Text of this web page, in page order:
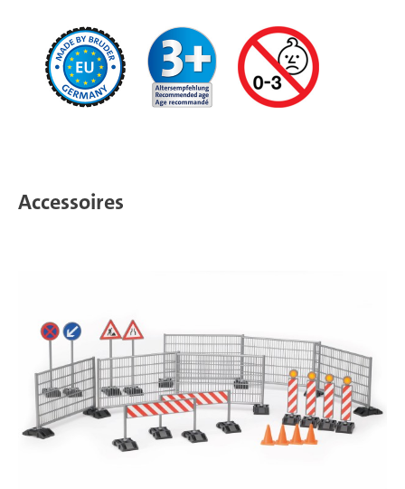
Accessoires